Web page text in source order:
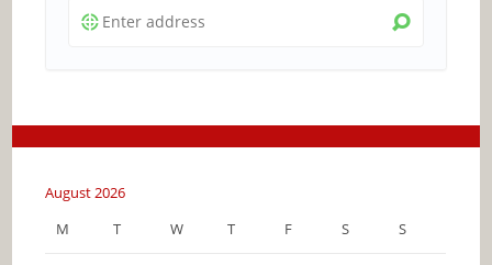
August 2026
M
T W T F S S